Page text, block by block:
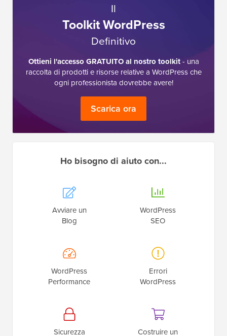
Il
Toolkit WordPress
Definitivo
Ottieni l'accesso GRATUITO al nostro toolkit- una
raccolta di prodotti e risorse relative a WordPress che
ogni professionista dovrebbe avere!
Scarica ora
Ho bisogno di aiuto con...
Avviare un
Blog
WordPress
SEO
WordPress
Performance
Errori
WordPress
Sicurezza Costruire un